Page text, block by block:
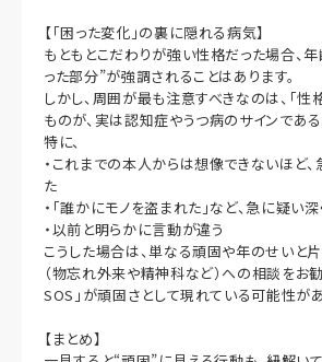
【「困った変化」の裏に隠れる病気】
もともとこだわりが強い性格だった場合、
った部分”が強調されることはあります。
しかし、周囲が最も注意すべきなのは、「性
ものが、実は認知症やうつ病のサインである
特に、
・これまでの本人からは想像できないほど、
た
・「誰かにモノを盗まれた」など、急に疑い
・以前と明らかに言動が違う
こうした場合は、単なる頑固や年のせいと
（物忘れ外来や精神科など）への相談をお勧
SOS」が頑固さとして現れている可能性があ
【まとめ】